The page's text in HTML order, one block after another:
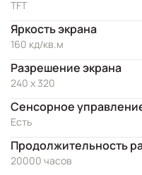
TFT
Яркость экрана
160 кд/кв.м
Разрешение экрана
240 x 320
Сенсорное
Есть
Продолжительность
20000 часов